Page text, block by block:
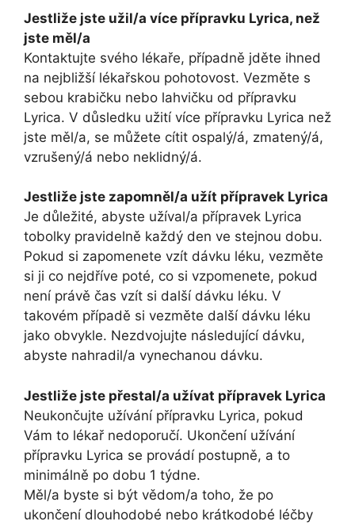
Jestliže jste užil/a více přípravku Lyrica, než
jste měl/a
Kontaktujte svého lékaře, případně jděte ihned
na nejbližší lékařskou pohotovost. Vezměte s
sebou krabičku nebo lahvičku od přípravku
Lyrica. V důsledku užití více přípravku Lyrica než
jste měl/a, se můžete cítit ospalý/á, zmatený/á,
vzrušený/á nebo neklidný/á.
Jestliže jste zapomněl/a užít přípravek Lyrica
Je důležité, abyste užíval/a přípravek Lyrica
tobolky pravidelně každý den ve stejnou dobu.
Pokud si zapomenete vzít dávku léku, vezměte
si ji co nejdříve poté, co si vzpomenete, pokud
není právě čas vzít si další dávku léku. V
takovém případě si vezměte další dávku léku
jako obvykle. Nezdvojujte následující dávku,
abyste nahradil/a vynechanou dávku.
Jestliže jste přestal/a užívat přípravek Lyrica
Neukončujte užívání přípravku Lyrica, pokud
Vám to lékař nedoporučí. Ukončení užívání
přípravku Lyrica se provádí postupně, a to
minimálně po dobu 1 týdne.
Měl/a byste si být vědom/a toho, že po
ukončení dlouhodobé nebo krátkodobé léčby